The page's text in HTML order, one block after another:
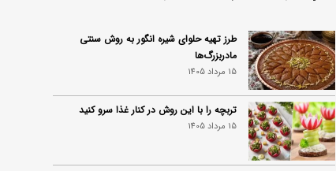
طرز تهیه حلوای شیره انگور به روش سنتی
مادربزرگ‌ها
15 مرداد 1405
تربچه را با این روش در کنار غذا سرو کنید
15 مرداد 1405